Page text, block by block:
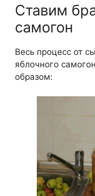
Ставим
самогон
Весь процесс от
яблочного
образом: